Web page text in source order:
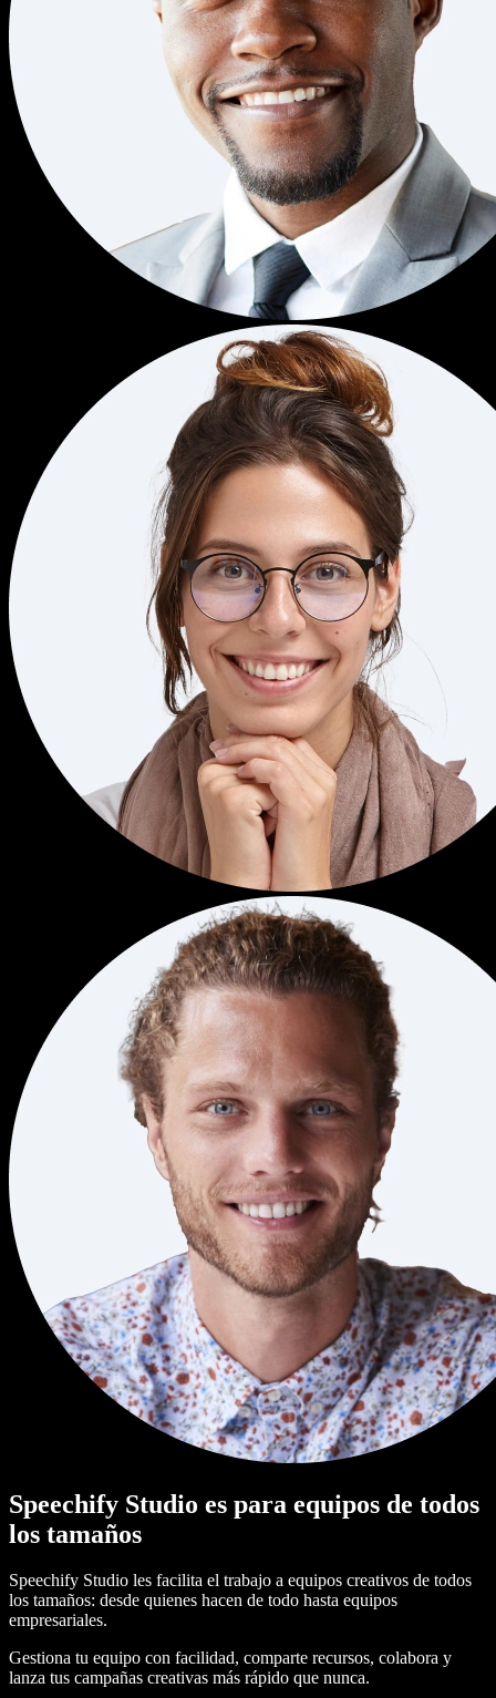
Speechify Studio es para equipos de todos
los tamaños
Speechify Studio les facilita el trabajo a equipos creativos de todos
los tamaños: desde quienes hacen de todo hasta equipos
empresariales.
Gestiona tu equipo con facilidad, comparte recursos, colabora y
lanza tus campañas creativas más rápido que nunca.